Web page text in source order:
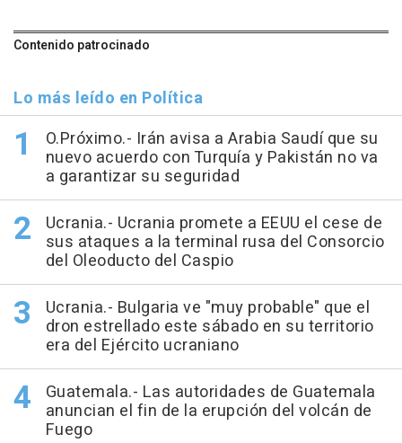
Contenido patrocinado
Lo más leído en Política
O.Próximo.- Irán avisa a Arabia Saudí que su
nuevo acuerdo con Turquía y Pakistán no va
a garantizar su seguridad
Ucrania.- Ucrania promete a EEUU el cese de
sus ataques a la terminal rusa del Consorcio
del Oleoducto del Caspio
Ucrania.- Bulgaria ve "muy probable" que el
dron estrellado este sábado en su territorio
era del Ejército ucraniano
Guatemala.- Las autoridades de Guatemala
anuncian el fin de la erupción del volcán de
Fuego